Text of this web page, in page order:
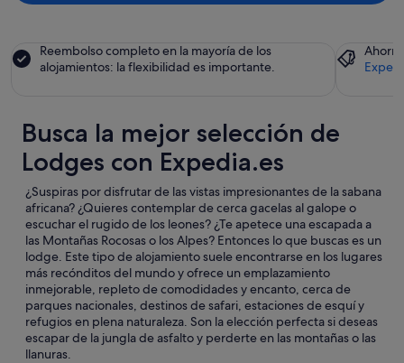
Reembolso completo en la mayoría de los
alojamientos: la flexibilidad es importante.
Busca la mejor selección de
Lodges con Expedia.es
¿Suspiras por disfrutar de las vistas impresionantes de la sabana
africana? ¿Quieres contemplar de cerca gacelas al galope o
escuchar el rugido de los leones? ¿Te apetece una escapada a
las Montañas Rocosas o los Alpes? Entonces lo que buscas es un
lodge. Este tipo de alojamiento suele encontrarse en los lugares
más recónditos del mundo y ofrece un emplazamiento
inmejorable, repleto de comodidades y encanto, cerca de
parques nacionales, destinos de safari, estaciones de esquí y
refugios en plena naturaleza. Son la elección perfecta si deseas
escapar de la jungla de asfalto y perderte en las montañas o las
llanuras.